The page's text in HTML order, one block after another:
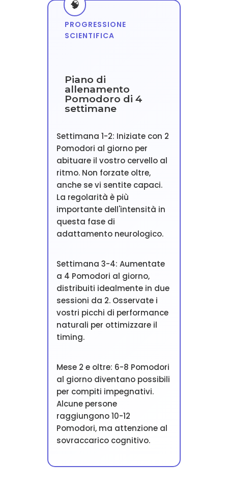
PROGRESSIONE
SCIENTIFICA
Piano di
allenamento
Pomodoro di 4
settimane
Settimana 1-2: Iniziate con 2
Pomodori al giorno per
abituare il vostro cervello al
ritmo. Non forzate oltre,
anche se vi sentite capaci.
La regolarità è più
importante dell'intensità in
questa fase di
adattamento neurologico.
Settimana 3-4: Aumentate
a 4 Pomodori al giorno,
distribuiti idealmente in due
sessioni da 2. Osservate i
vostri picchi di performance
naturali per ottimizzare il
timing.
Mese 2 e oltre: 6-8 Pomodori
al giorno diventano possibili
per compiti impegnativi.
Alcune persone
raggiungono 10-12
Pomodori, ma attenzione al
sovraccarico cognitivo.